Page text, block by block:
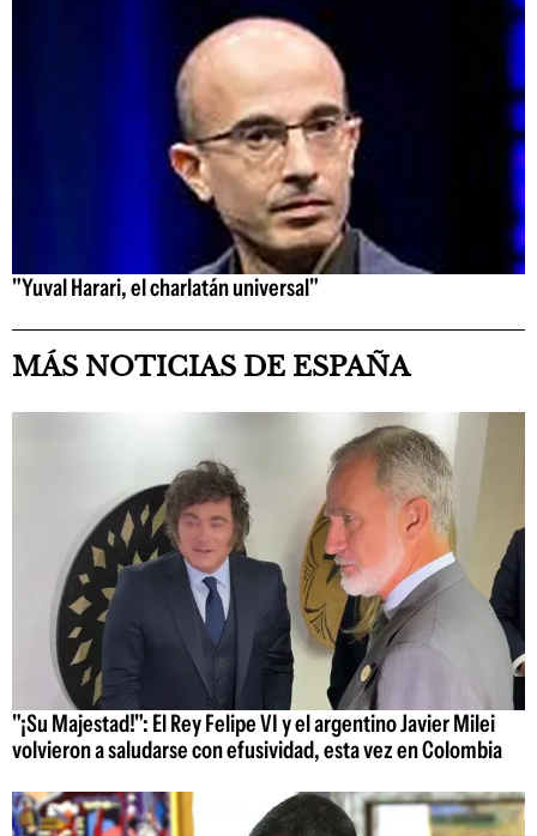
"Yuval Harari, el charlatán universal"
MÁS NOTICIAS DE ESPAÑA
"¡Su Majestad!": El Rey Felipe VI y el argentino Javier Milei
volvieron a saludarse con efusividad, esta vez en Colombia